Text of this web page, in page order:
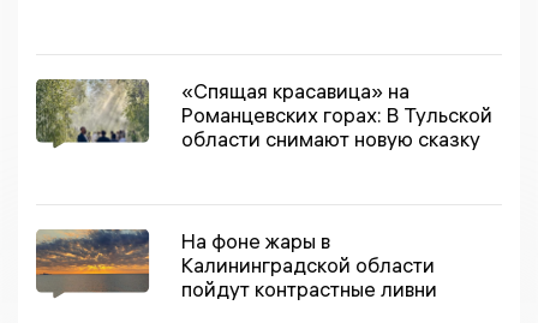
«Спящая красавица» на
Романцевских горах: В Тульской
области снимают новую сказку
На фоне жары в
Калининградской области
пойдут контрастные ливни